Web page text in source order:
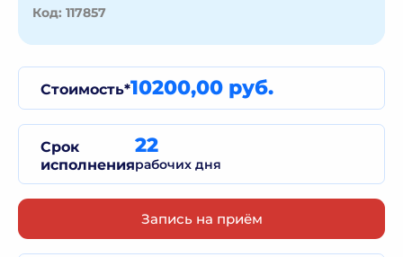
Код: 117857
Стоимость*10200,00 руб.
Срок
исполнения
22
рабочих дня
Запись на приём